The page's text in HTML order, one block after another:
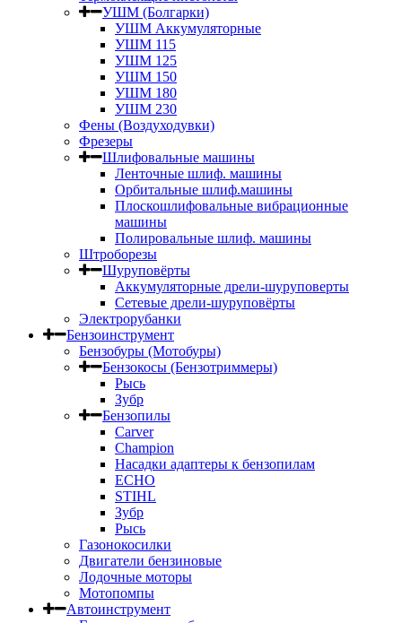
УШМ (Болгарки)
УШМ Аккумуляторные
УШМ 115
УШМ 125
УШМ 150
УШМ 180
УШМ 230
Фены (Воздуходувки)
Фрезеры
Шлифовальные машины
Ленточные шлиф. машины
Орбитальные шлиф.машины
Плоскошлифовальные вибрационные
машины
Полировальные шлиф. машины
Штроборезы
Шуруповёрты
Аккумуляторные дрели-шуруповерты
Сетевые дрели-шуруповёрты
Электрорубанки
Бензоинструмент
Бензобуры (Мотобуры)
Бензокосы (Бензотриммеры)
Рысь
Зубр
Бензопилы
Carver
Champion
Насадки адаптеры к бензопилам
ECHO
STIHL
Зубр
Рысь
Газонокосилки
Двигатели бензиновые
Лодочные моторы
Мотопомпы
Автоинструмент